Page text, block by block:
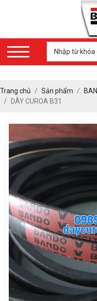
Trang chủ Sản phẩm
DÂY CUROA B31